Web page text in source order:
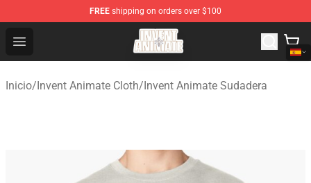
FREE shipping on orders over $100
Open menu
Invent Animate Shop - Official Invent Animate
Inicio/Invent Animate Cloth/Invent Animate Sudadera